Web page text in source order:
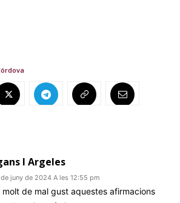
I Argeles
juny de 2024 A les 12:55 pm
molt de mal gust aquestes afirmacions